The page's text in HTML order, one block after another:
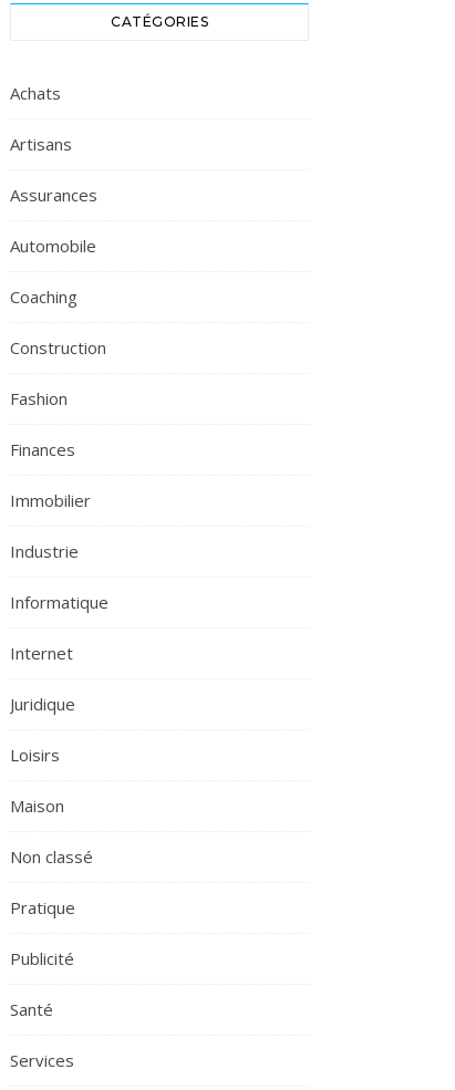
CATÉGORIES
Achats
Artisans
Assurances
Automobile
Coaching
Construction
Fashion
Finances
Immobilier
Industrie
Informatique
Internet
Juridique
Loisirs
Maison
Non classé
Pratique
Publicité
Santé
Services